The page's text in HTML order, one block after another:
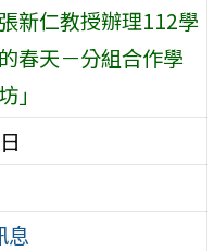
新仁教授辦理112學
春天－分組合作學
」
息